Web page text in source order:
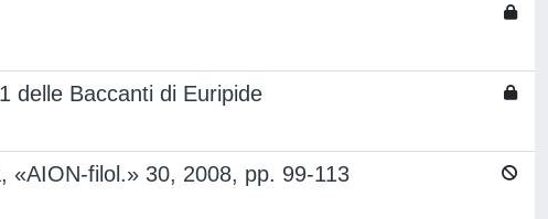
delle Baccanti di Euripide
«AION-filol.» 30, 2008, pp. 99-113